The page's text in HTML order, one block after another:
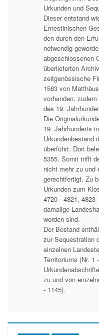
Urkunden und
Dieser entstand
Ernestinischen
den durch den
notwendig
abgeschlossenen
überlieferten
zeitgenössische
1583 von
vorhanden,
des 19.
Die
19. Jahrhunderts
Urkundenbestand
überführt. Dort
5355. Somit trifft
nicht mehr zu und
gerechtfertigt. Zu
Urkunden zum
4720 - 4821, 4823
damalige
worden sind.
Der Bestand
zur Sequestration
einzelnen
Territoriums (Nr. 1
zu und von
- 1145).